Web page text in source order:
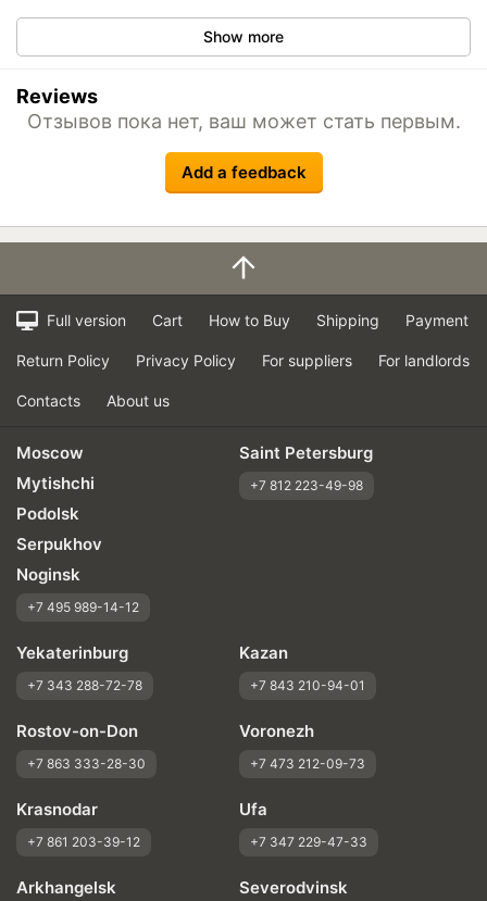
Show more
Reviews
Отзывов пока нет, ваш может стать первым.
Add a feedback
Full version Cart How to Buy Shipping Payment
Return Policy Privacy Policy For suppliers For landlords
Contacts About us
Moscow
Mytishchi
Podolsk
Serpukhov
Noginsk
+7 495 989-14-12
Saint Petersburg
+7 812 223-49-98
Yekaterinburg
+7 343 288-72-78
Kazan
+7 843 210-94-01
Rostov-on-Don
+7 863 333-28-30
Voronezh
+7 473 212-09-73
Krasnodar
+7 861 203-39-12
Ufa
+7 347 229-47-33
Arkhangelsk Severodvinsk